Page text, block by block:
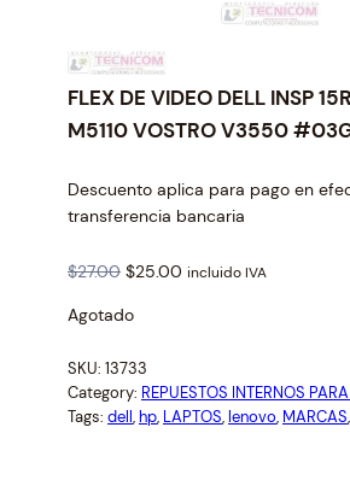
FLEX DE VIDEO DELL INSP
M5110 VOSTRO V3550
Descuento aplica para pago en
transferencia bancaria
$27.00 O
i
i
n
a
$25.00 C
n
t
incluido IVA
Agotado
SKU: 13733
Category: REPUESTOS INTERNOS
Tags: dell, hp, LAPTOS, lenovo, MARCAS,